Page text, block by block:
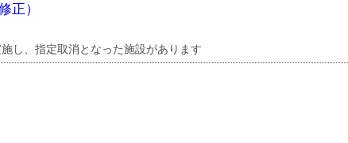
正）
し、指定取消となった施設があります